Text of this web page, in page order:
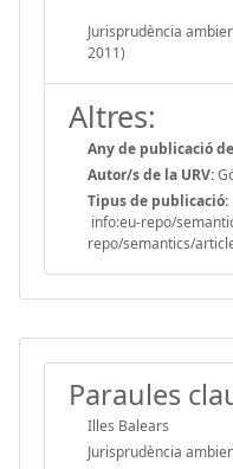
Jurisprudència
2011)
Altres:
Any de publicació
Autor/s de la URV:
Tipus de publicació:
info:eu-repo/
repo/semantics/
Paraules
Illes Balears
Jurisprudència